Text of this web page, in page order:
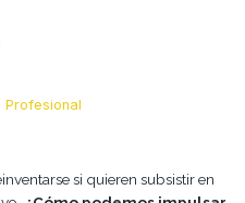
Profesional
si quieren subsistir en